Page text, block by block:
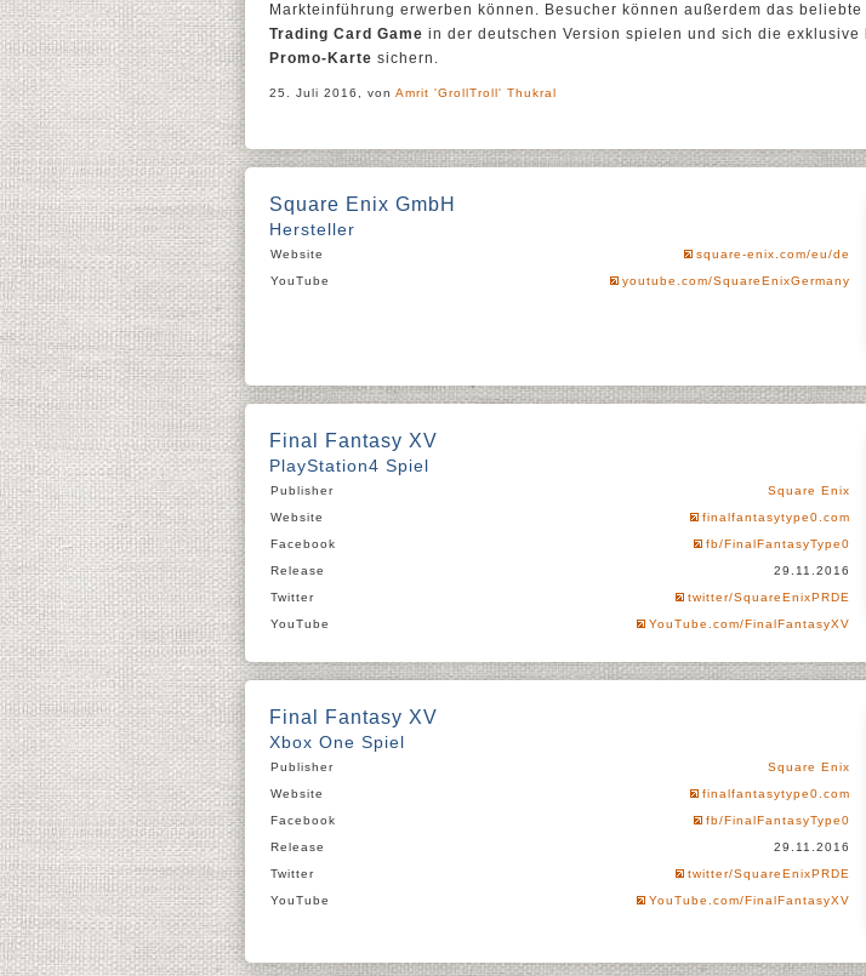
Markteinführung erwerben können. Besucher können außerdem das beliebte
Trading Card Game in der deutschen Version spielen und sich die exklusive
Promo-Karte sichern.
25. Juli 2016, von Amrit 'GrollTroll' Thukral
Square Enix GmbH
Hersteller
Website
square-enix.com/eu/de
YouTube
youtube.com/SquareEnixGermany
Final Fantasy XV
PlayStation4 Spiel
Publisher
Square Enix
Website
finalfantasytype0.com
Facebook
fb/FinalFantasyType0
Release
29.11.2016
Twitter
twitter/SquareEnixPRDE
YouTube
YouTube.com/FinalFantasyXV
Final Fantasy XV
Xbox One Spiel
Publisher
Square Enix
Website
finalfantasytype0.com
Facebook
fb/FinalFantasyType0
Release
29.11.2016
Twitter
twitter/SquareEnixPRDE
YouTube
YouTube.com/FinalFantasyXV